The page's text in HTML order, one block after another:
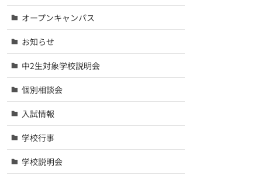
オープンキャンパス
お知らせ
中2生対象学校説明会
個別相談会
入試情報
学校行事
学校説明会